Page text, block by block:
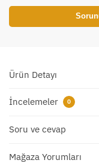
Ürün Detayı
İncelemeler 0
Soru ve cevap
Mağaza Yorumları